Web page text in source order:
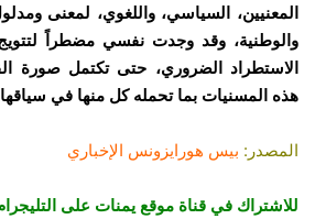
المعنيين، السياسي، واللغوي، لمعنى
والوطنية، وقد وجدت نفسي مضطراً
الاستطراد الضروري، حتى تكتمل صورة
هذه المسنيات بما تحمله كل منها في
المصدر: بيس هورايزونس الإخباري
للاشتراك في قناة موقع يمنات على